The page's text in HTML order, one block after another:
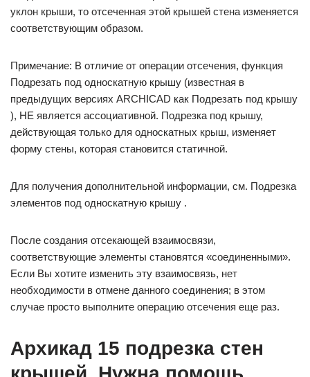
уклон крыши, то отсеченная этой крышей стена изменяется
соответствующим образом.
Примечание: В отличие от операции отсечения, функция
Подрезать под односкатную крышу (известная в
предыдущих версиях ARCHICAD как Подрезать под крышу
), НЕ является ассоциативной. Подрезка под крышу,
действующая только для односкатных крыш, изменяет
форму стены, которая становится статичной.
Для получения дополнительной информации, см. Подрезка
элементов под односкатную крышу .
После создания отсекающей взаимосвязи,
соответствующие элементы становятся «соединенными».
Если Вы хотите изменить эту взаимосвязь, нет
необходимости в отмене данного соединения; в этом
случае просто выполните операцию отсечения еще раз.
Архикад 15 подрезка стен